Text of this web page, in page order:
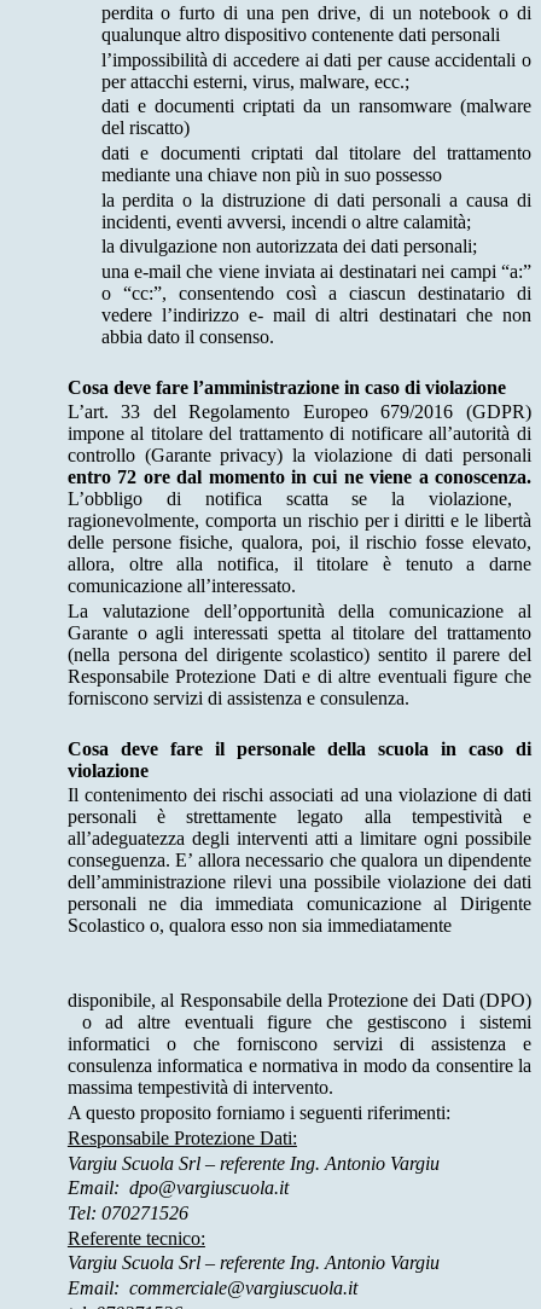
perdita o furto di una pen drive, di un notebook o di
qualunque altro dispositivo contenente dati personali
l’impossibilità di accedere ai dati per cause accidentali o
per attacchi esterni, virus, malware, ecc.;
dati e documenti criptati da un ransomware (malware
del riscatto)
dati e documenti criptati dal titolare del trattamento
mediante una chiave non più in suo possesso
la perdita o la distruzione di dati personali a causa di
incidenti, eventi avversi, incendi o altre calamità;
la divulgazione non autorizzata dei dati personali;
una e-mail che viene inviata ai destinatari nei campi “a:”
o “cc:”, consentendo così a ciascun destinatario di
vedere l’indirizzo e- mail di altri destinatari che non
abbia dato il consenso.
Cosa deve fare l’amministrazione in caso di violazione
L’art. 33 del Regolamento Europeo 679/2016 (GDPR)
impone al titolare del trattamento di notificare all’autorità di
controllo (Garante privacy) la violazione di dati personali
entro 72 ore dal momento in cui ne viene a conoscenza.
L’obbligo di notifica scatta se la violazione,
ragionevolmente, comporta un rischio per i diritti e le libertà
delle persone fisiche, qualora, poi, il rischio fosse elevato,
allora, oltre alla notifica, il titolare è tenuto a darne
comunicazione all’interessato.
La valutazione dell’opportunità della comunicazione al
Garante o agli interessati spetta al titolare del trattamento
(nella persona del dirigente scolastico) sentito il parere del
Responsabile Protezione Dati e di altre eventuali figure che
forniscono servizi di assistenza e consulenza.
Cosa deve fare il personale della scuola in caso di
violazione
Il contenimento dei rischi associati ad una violazione di dati
personali è strettamente legato alla tempestività e
all’adeguatezza degli interventi atti a limitare ogni possibile
conseguenza. E’ allora necessario che qualora un dipendente
dell’amministrazione rilevi una possibile violazione dei dati
personali ne dia immediata comunicazione al Dirigente
Scolastico o, qualora esso non sia immediatamente
disponibile, al Responsabile della Protezione dei Dati (DPO)
o ad altre eventuali figure che gestiscono i sistemi
informatici o che forniscono servizi di assistenza e
consulenza informatica e normativa in modo da consentire la
massima tempestività di intervento.
A questo proposito forniamo i seguenti riferimenti:
Responsabile Protezione Dati:
Vargiu Scuola Srl – referente Ing. Antonio Vargiu
Email: dpo@vargiuscuola.it
Tel: 070271526
Referente tecnico:
Vargiu Scuola Srl – referente Ing. Antonio Vargiu
Email: commerciale@vargiuscuola.it